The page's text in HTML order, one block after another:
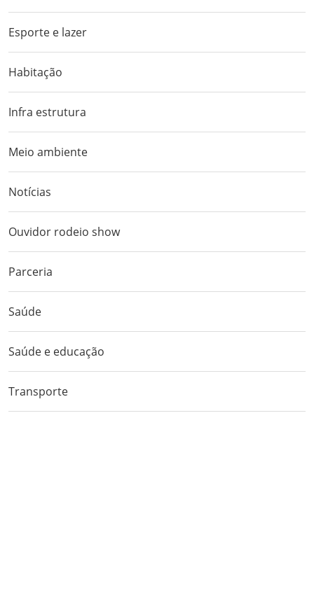
Esporte e lazer
Habitação
Infra estrutura
Meio ambiente
Notícias
Ouvidor rodeio show
Parceria
Saúde
Saúde e educação
Transporte